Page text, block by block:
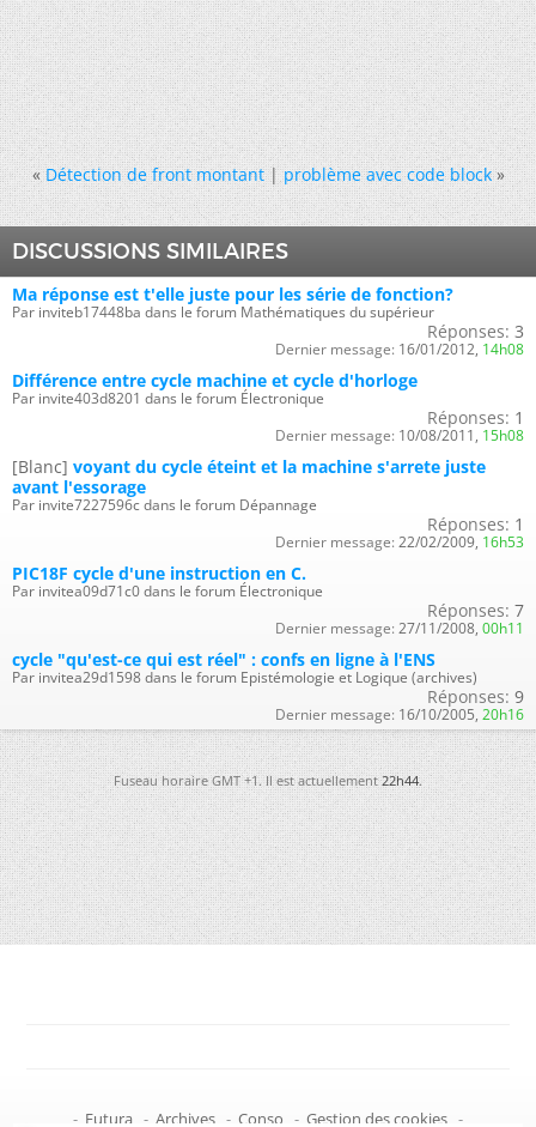
« Détection de front montant|problème avec code block »
DISCUSSIONS SIMILAIRES
Ma réponse est t'elle juste pour les série de fonction?
Par inviteb17448ba dans le forum Mathématiques du supérieur
Réponses: 3
Dernier message: 16/01/2012, 14h08
Différence entre cycle machine et cycle d'horloge
Par invite403d8201 dans le forum Électronique
Réponses: 1
Dernier message: 10/08/2011, 15h08
[Blanc] voyant du cycle éteint et la machine s'arrete juste
avant l'essorage
Par invite7227596c dans le forum Dépannage
Réponses: 1
Dernier message: 22/02/2009, 16h53
PIC18F cycle d'une instruction en C.
Par invitea09d71c0 dans le forum Électronique
Réponses: 7
Dernier message: 27/11/2008, 00h11
cycle "qu'est-ce qui est réel" : confs en ligne à l'ENS
Par invitea29d1598 dans le forum Epistémologie et Logique (archives)
Réponses: 9
Dernier message: 16/10/2005, 20h16
Fuseau horaire GMT +1. Il est actuellement22h44.
- Futura - Archives - Conso - Gestion des cookies -